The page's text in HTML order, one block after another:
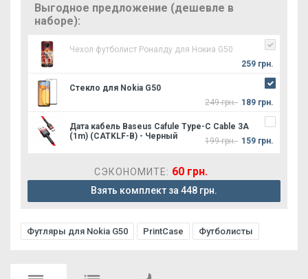
Выгодное предложение (дешевле в
наборе):
Чехол футболист Роналду для Нокиа G50
259 грн.
Стекло для Nokia G50
249 грн. 189 грн.
Дата кабель Baseus Cafule Type-C Cable 3A
(1m) (CATKLF-B) - Черный
199 грн. 159 грн.
СЭКОНОМИТЕ: 60 грн.
Взять комплект за 448 грн.
Футляры для Nokia G50 PrintCase Футболисты